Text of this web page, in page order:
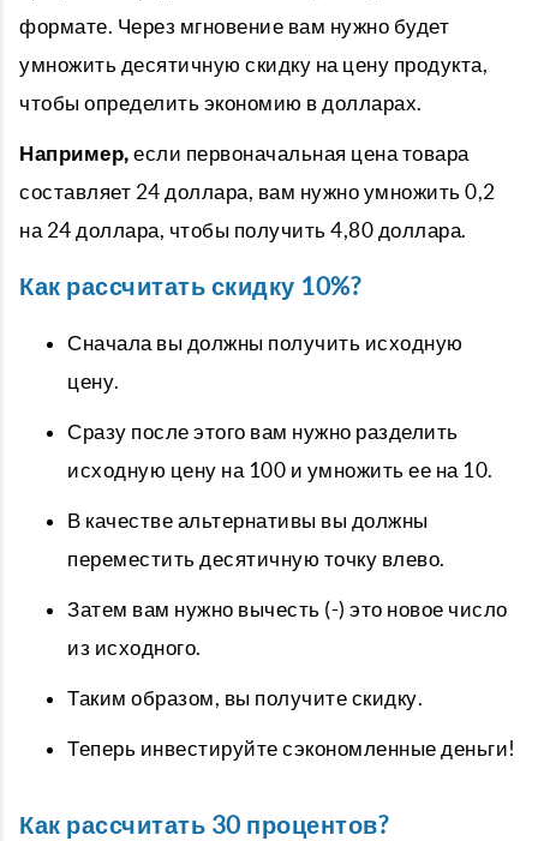
формате. Через мгновение вам нужно будет
умножить десятичную скидку на цену продукта,
чтобы определить экономию в долларах.
Например, если первоначальная цена товара
составляет 24 доллара, вам нужно умножить 0,2
на 24 доллара, чтобы получить 4,80 доллара.
Как рассчитать скидку 10%?
Сначала вы должны получить исходную
цену.
Сразу после этого вам нужно разделить
исходную цену на 100 и умножить ее на 10.
В качестве альтернативы вы должны
переместить десятичную точку влево.
Затем вам нужно вычесть (-) это новое число
из исходного.
Таким образом, вы получите скидку.
Теперь инвестируйте сэкономленные деньги!
Как рассчитать 30 процентов?